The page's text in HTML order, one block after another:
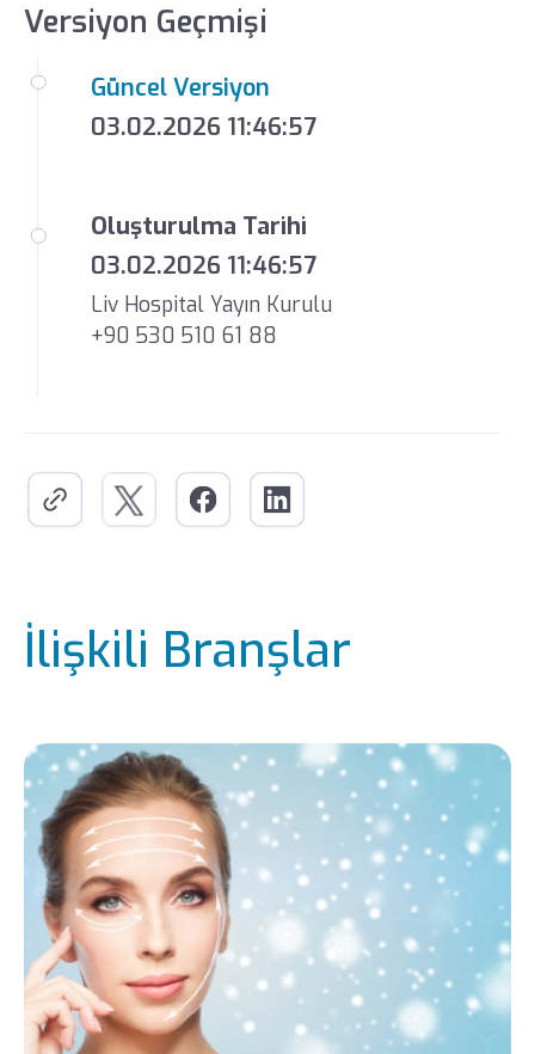
Versiyon Geçmişi
Güncel Versiyon
03.02.2026 11:46:57
Oluşturulma Tarihi
03.02.2026 11:46:57
Liv Hospital Yayın Kurulu
+90 530 510 61 88
İlişkili Branşlar